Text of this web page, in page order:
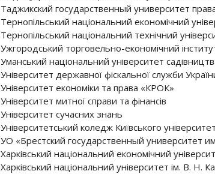
Таджикский государственный университет
Тернопільський національний економічний
Тернопільський національний технічний
Ужгородський торговельно-економічний
Уманський національний університет
Університет державної фіскальної служби
Університет економіки та права «КРОК»
Університет митної справи та фінансів
Університет сучасних знань
Університетський коледж Київського
УО «Брестский государственный университет
Харківський національний економічний
Харківський національний університет ім. В. Н.